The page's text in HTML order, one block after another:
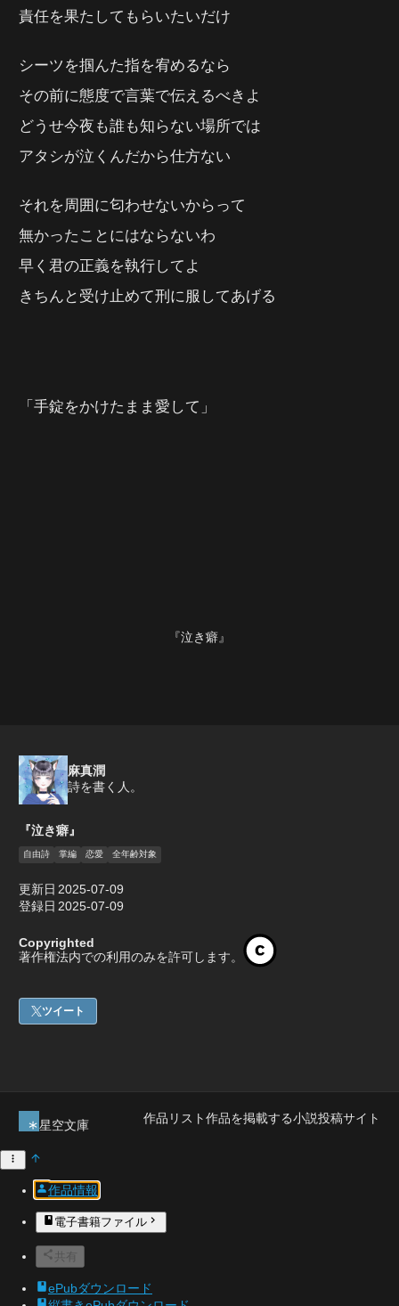
責任を果たしてもらいたいだけ
シーツを掴んた指を宥めるなら
その前に態度で言葉で伝えるべきよ
どうせ今夜も誰も知らない場所では
アタシが泣くんだから仕方ない
それを周囲に匂わせないからって
無かったことにはならないわ
早く君の正義を執行してよ
きちんと受け止めて刑に服してあげる
「手錠をかけたまま愛して」
『泣き癖』
麻真潤
詩を書く人。
『泣き癖』
自由詩 掌編 恋愛 全年齢対象
更新日 2025-07-09
登録日 2025-07-09
Copyrighted
著作権法内での利用のみを許可します。
ツイート
星空文庫 作品リスト作品を掲載する小説投稿サイト
作品情報
電子書籍ファイル
共有
ePubダウンロード